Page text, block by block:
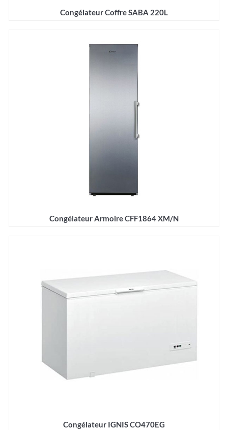
Congélateur Coffre SABA 220L
Congélateur Armoire CFF1864 XM/N
Congélateur IGNIS CO470EG